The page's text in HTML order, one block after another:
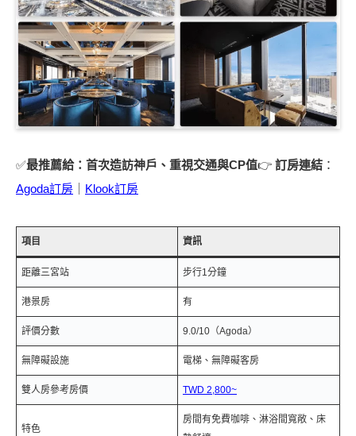
✅最推薦給：首次造訪神戶、重視交通與CP值👉 訂房連結 ：
Agoda訂房
Klook訂房
項目 資訊
距離三宮站 步行1分鐘
港景房 有
評價分數 9.0/10（Agoda）
無障礙設施 電梯、無障礙客房
雙人房參考房價 TWD 2,800~
特色
房間有免費咖啡、淋浴間寬敞、床